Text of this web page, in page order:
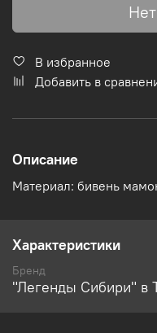
В избранное
Добавить в
Описание
Материал: бивень
Характеристики
Бренд
"Легенды Сибири" в